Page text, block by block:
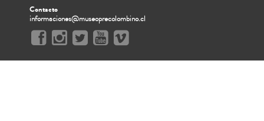
Contacto
informaciones@museoprecolombino.cl